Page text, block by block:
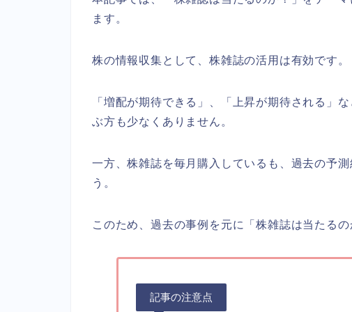
ます。
株の情報収集として、株雑誌の活用は有効です。
「増配が期待できる」、「上昇が期待される」
ぶ方も少なくありません。
一方、株雑誌を毎月購入しているも、過去の予
う。
このため、過去の事例を元に「株雑誌は当たるの
記事の注意点